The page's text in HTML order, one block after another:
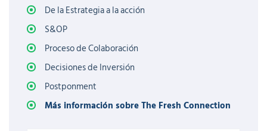
De la Estrategia a la acción
S&OP
Proceso de Colaboración
Decisiones de Inversión
Postponment
Más información sobre The Fresh Connection